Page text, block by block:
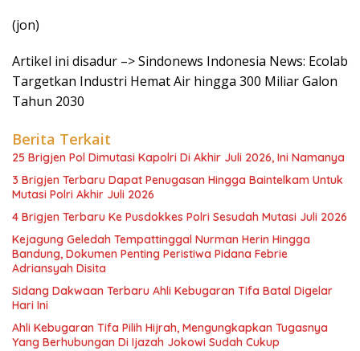
(jon)
Artikel ini disadur –> Sindonews Indonesia News: Ecolab
Targetkan Industri Hemat Air hingga 300 Miliar Galon
Tahun 2030
Berita Terkait
25 Brigjen Pol Dimutasi Kapolri Di Akhir Juli 2026, Ini Namanya
3 Brigjen Terbaru Dapat Penugasan Hingga Baintelkam Untuk
Mutasi Polri Akhir Juli 2026
4 Brigjen Terbaru Ke Pusdokkes Polri Sesudah Mutasi Juli 2026
Kejagung Geledah Tempattinggal Nurman Herin Hingga
Bandung, Dokumen Penting Peristiwa Pidana Febrie
Adriansyah Disita
Sidang Dakwaan Terbaru Ahli Kebugaran Tifa Batal Digelar
Hari Ini
Ahli Kebugaran Tifa Pilih Hijrah, Mengungkapkan Tugasnya
Yang Berhubungan Di Ijazah Jokowi Sudah Cukup